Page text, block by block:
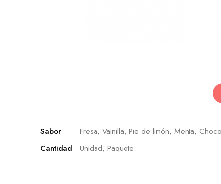
Sabor
Fresa, Vainilla, Pie de limón, Menta,
Cantidad
Unidad, Paquete